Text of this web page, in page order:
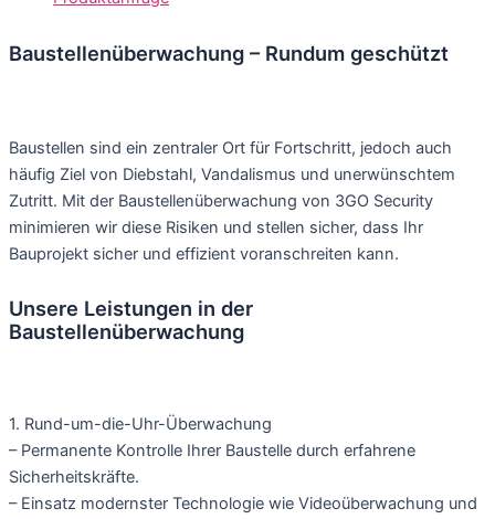
Baustellenüberwachung – Rundum geschützt
Baustellen sind ein zentraler Ort für Fortschritt, jedoch auch
häufig Ziel von Diebstahl, Vandalismus und unerwünschtem
Zutritt. Mit der Baustellenüberwachung von 3GO Security
minimieren wir diese Risiken und stellen sicher, dass Ihr
Bauprojekt sicher und effizient voranschreiten kann.
Unsere Leistungen in der
Baustellenüberwachung
1. Rund-um-die-Uhr-Überwachung
– Permanente Kontrolle Ihrer Baustelle durch erfahrene
Sicherheitskräfte.
– Einsatz modernster Technologie wie Videoüberwachung und